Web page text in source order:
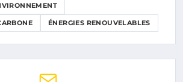
ÉNERGIES RENOUVELABLES